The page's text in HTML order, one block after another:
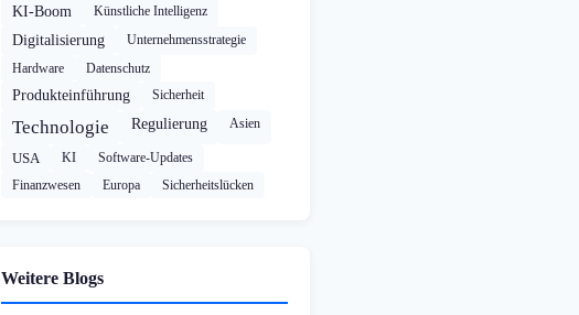
KI-Boom
Künstliche Intelligenz
Digitalisierung
Unternehmensstrategie
Hardware
Datenschutz
Produkteinführung Sicherheit
Technologie Regulierung Asien
USA KI
Software-Updates
Finanzwesen
Europa Sicherheitslücken
Weitere Blogs